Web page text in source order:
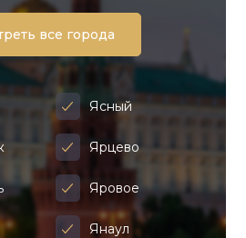
все города
Ясный
Ярцево
Яровое
Янаул